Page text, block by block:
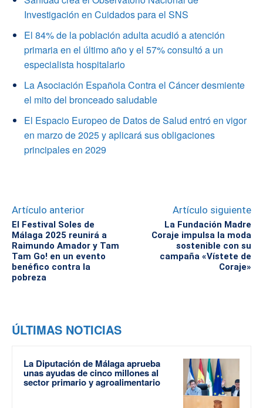
Investigación en Cuidados para el SNS
El 84% de la población adulta acudió a atención
primaria en el último año y el 57% consultó a un
especialista hospitalario
La Asociación Española Contra el Cáncer desmiente
el mito del bronceado saludable
El Espacio Europeo de Datos de Salud entró en vigor
en marzo de 2025 y aplicará sus obligaciones
principales en 2029
Artículo anterior
El Festival Soles de
Málaga 2025 reunirá a
Raimundo Amador y Tam
Tam Go! en un evento
benéfico contra la
pobreza
Artículo siguiente
La Fundación Madre
Coraje impulsa la moda
sostenible con su
campaña «Vístete de
Coraje»
ÚLTIMAS NOTICIAS
La Diputación de Málaga aprueba
unas ayudas de cinco millones al
sector primario y agroalimentario